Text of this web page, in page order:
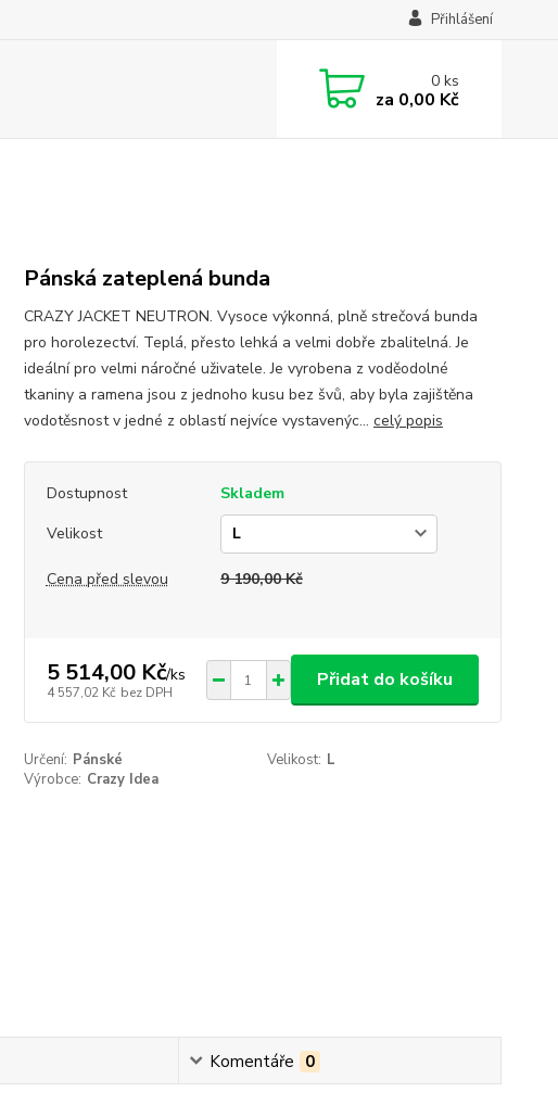
Přihlášení
0ks
za 0,00 Kč
Pánská zateplená bunda
CRAZY JACKET NEUTRON. Vysoce výkonná, plně strečová bunda
pro horolezectví. Teplá, přesto lehká a velmi dobře zbalitelná. Je
ideální pro velmi náročné uživatele. Je vyrobena z voděodolné
tkaniny a ramena jsou z jednoho kusu bez švů, aby byla zajištěna
vodotěsnost v jedné z oblastí nejvíce vystavenýc... celý popis
Dostupnost
Skladem
Velikost
Cena před slevou 9 190,00 Kč
5 514,00 Kč/ks
4 557,02 Kč bez DPH
Přidat do košíku
Určení: Pánské Velikost: L
Výrobce: Crazy Idea
Komentáře 0